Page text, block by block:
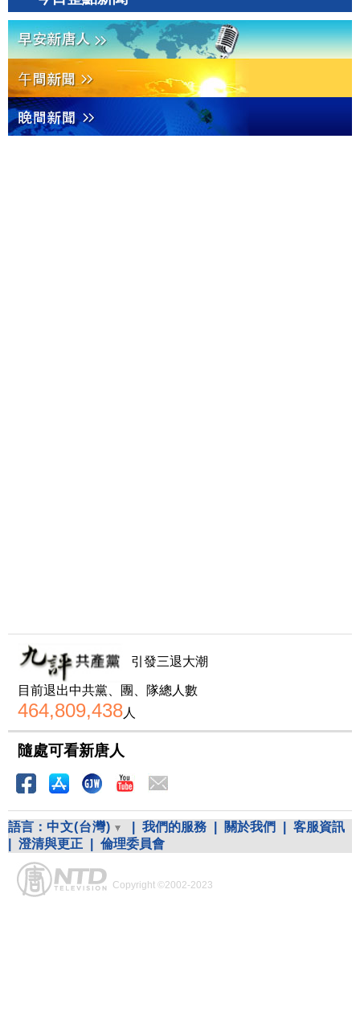
引發三退大潮
目前退出中共黨、團、隊總人數
464,809,438人
隨處可看新唐人
語言： 中文(台灣) 我們的服務 關於我們
客服資訊
澄清與更正 倫理委員會
Copyright ©2002-2023